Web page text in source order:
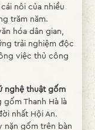
nôi của nhiều
trăm năm.
hóa dân gian,
trải nghiệm độc
việc thủ công
nghệ thuật gốm
Thanh Hà là
nhất Hội An.
nặn gốm trên bàn